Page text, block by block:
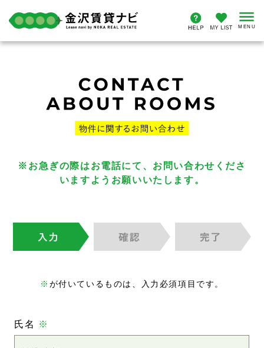
※お急ぎの際はお電話にて、お問い合わせくださ
いますようお願いいたします。
※ が付いているものは、入力必須項目です。
氏名 ※